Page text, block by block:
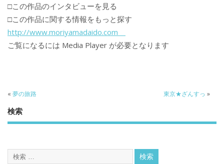
□この作品のインタビューを見る
□この作品に関する情報をもっと探す
http://www.moriyamadaido.com
ご覧になるには Media Player が必要となります
« 夢の旅路 東京★ざんすっ »
検索